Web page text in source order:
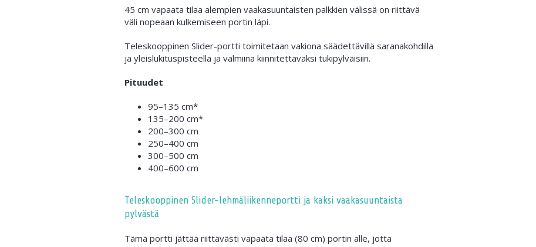
45 cm vapaata tilaa alempien vaakasuuntaisten palkkien välissä on riittävä
väli nopeaan kulkemiseen portin läpi.
Teleskooppinen Slider-portti toimitetaan vakiona säädettävillä saranakohdilla
ja yleislukituspisteellä ja valmiina kiinnitettäväksi tukipylväisiin.
Pituudet
95–135 cm*
135–200 cm*
200–300 cm
250–400 cm
300–500 cm
400–600 cm
Teleskooppinen Slider-lehmäliikenneportti ja kaksi vaakasuuntaista
pylvästä
Tämä portti jättää riittävästi vapaata tilaa (80 cm) portin alle, jotta